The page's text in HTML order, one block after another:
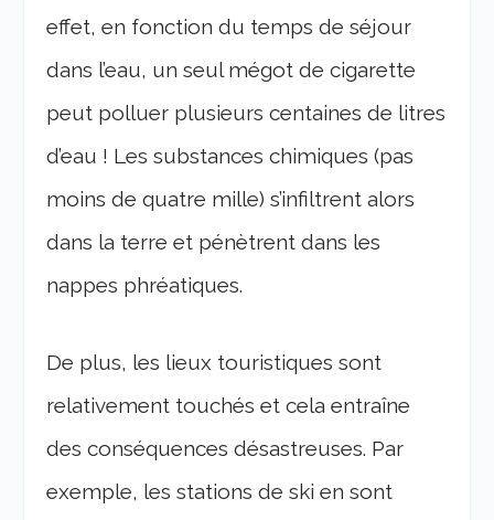
effet, en fonction du temps de séjour
dans l’eau, un seul mégot de cigarette
peut polluer plusieurs centaines de litres
d’eau ! Les substances chimiques (pas
moins de quatre mille) s’infiltrent alors
dans la terre et pénètrent dans les
nappes phréatiques.
De plus, les lieux touristiques sont
relativement touchés et cela entraîne
des conséquences désastreuses. Par
exemple, les stations de ski en sont